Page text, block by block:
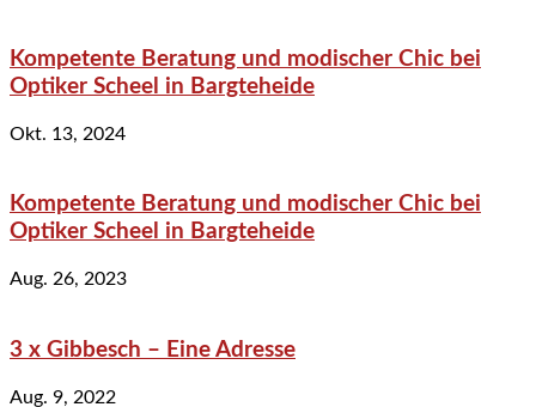
Kompetente Beratung und modischer Chic bei
Optiker Scheel in Bargteheide
Okt. 13, 2024
Kompetente Beratung und modischer Chic bei
Optiker Scheel in Bargteheide
Aug. 26, 2023
3 x Gibbesch – Eine Adresse
Aug. 9, 2022